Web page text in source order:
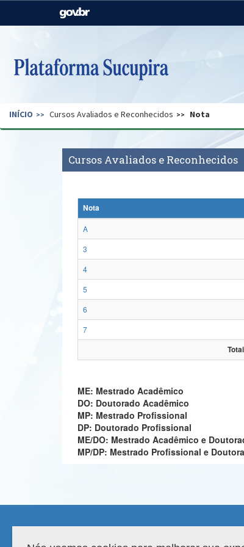
Casa Civil
Pecuária e Abastecimento
Secretaria de Governo Gabinete de
INÍCIO Cursos Avaliados e Reconhecidos Nota
Cursos Avaliados e Reconhecidos
Nota
A
3
4
5
6
7
ME: Mestrado Acadêmico
DO: Doutorado Acadêmico
MP: Mestrado Profissional
DP: Doutorado Profissional
ME/DO: Mestrado Acadêmico e
MP/DP: Mestrado Profissional e